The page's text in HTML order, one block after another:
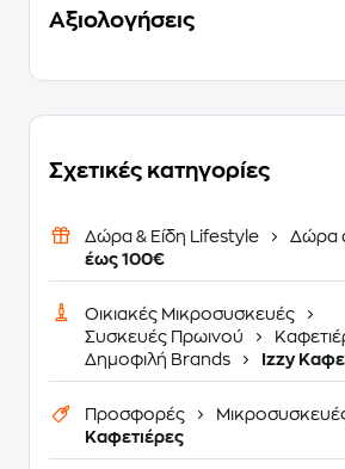
Αξιολογήσεις
Σχετικές κατηγορίες
Δώρα & Είδη Lifestyle
Δώρα
έως 100€
Οικιακές Μικροσυσκευές
Συσκευές Πρωινού
Δημοφιλή Brands
Izzy
Προσφορές
Καφετιέρες